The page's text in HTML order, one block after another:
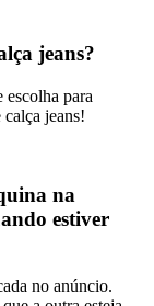
jeans?
para
jeans!
na
estiver
no anúncio.